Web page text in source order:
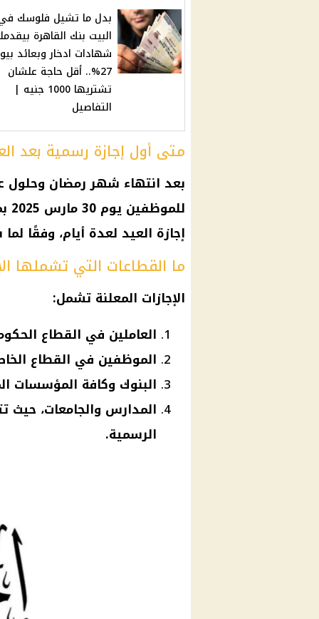
بدل ما تشيل فلوسك
البيت بنك القاهرة
شهادات ادخار وبعائد
27%.. أقل حاجة علشان
تشتريها 1000 جنيه |
التفاصيل
متى أول إجازة رسمية بعد
بعد انتهاء شهر رمضان وحلول
إجازة العيد لعدة أيام، وفقًا
ما القطاعات التي تشملها
الإجازات المعلنة تشمل:
العاملين في القطاع
الموظفين في القطاع
البنوك وكافة المؤسسات
المدارس والجامعات، حيث
الرسمية.